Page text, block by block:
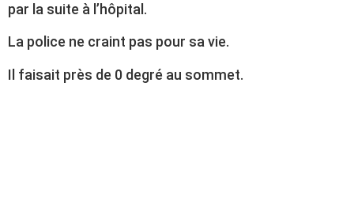
par la suite à l’hôpital.
La police ne craint pas pour sa vie.
Il faisait près de 0 degré au sommet.